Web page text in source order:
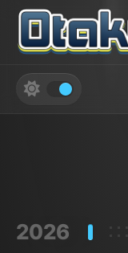
Skip
content
2026